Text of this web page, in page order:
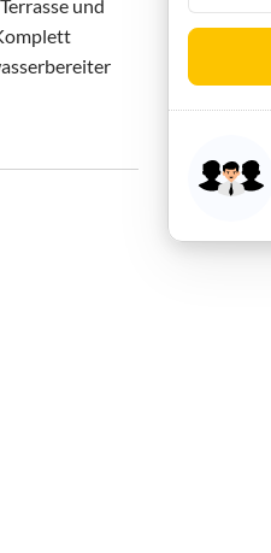
und